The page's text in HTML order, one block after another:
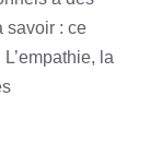
savoir : ce
la